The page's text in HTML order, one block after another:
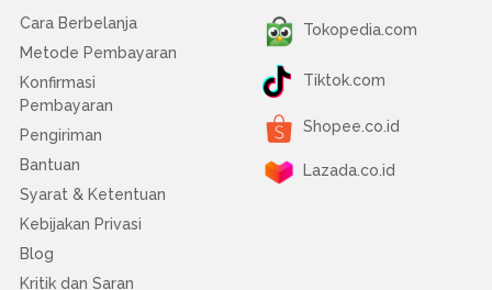
Cara Berbelanja
Metode Pembayaran
Konfirmasi
Pembayaran
Pengiriman
Bantuan
Syarat & Ketentuan
Kebijakan Privasi
Blog
Kritik dan Saran
Tokopedia.com
Tiktok.com
Shopee.co.id
Lazada.co.id